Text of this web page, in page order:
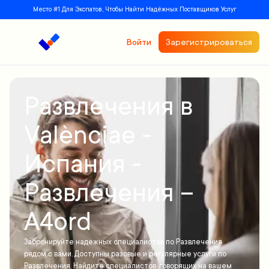
Место #1 Для Экспатов, Чтобы Найти Надёжных Поставщиков Услуг
Войти Зарегистрироваться
Развлечения в
Valènciaе -
Испания -
Развлечения –
A4ord
Забронируйте надежных специалистов по Развлечения
рядом с вами. Доступны разовые и регулярные услуги по
Развлечения. Найдите специалистов, говорящих на вашем